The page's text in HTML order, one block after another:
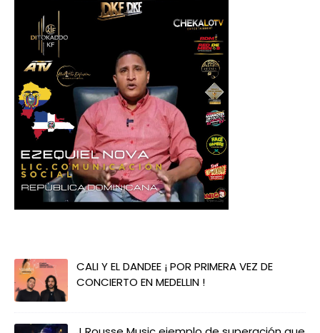
CALI Y EL DANDEE ¡ POR PRIMERA VEZ DE
CONCIERTO EN MEDELLIN !